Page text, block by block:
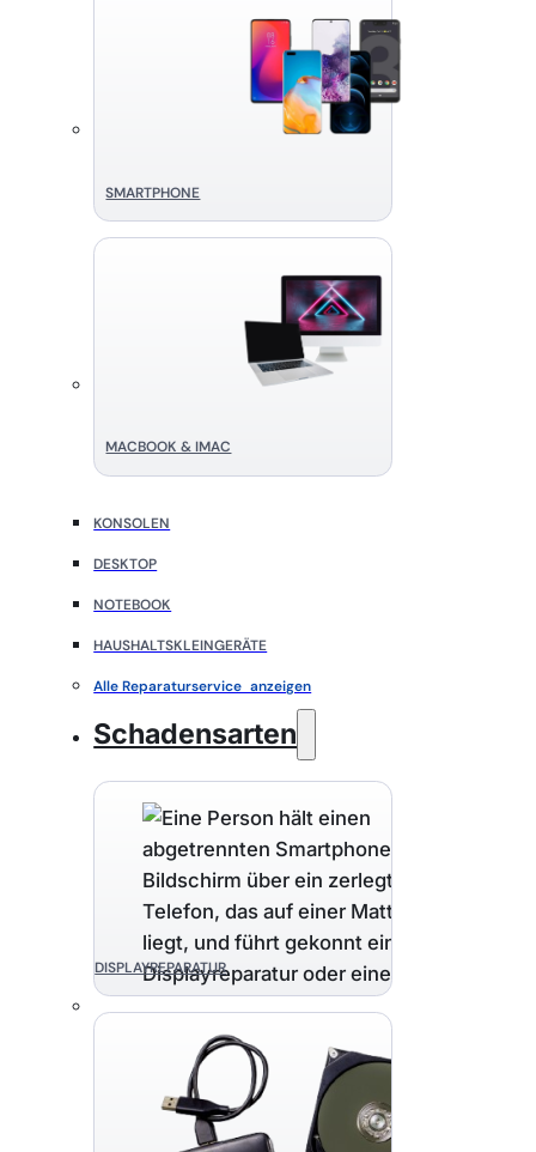
SMART­PHONE
MACBOOK & IMAC
KONSOLEN
DESKTOP
NOTEBOOK
HAUSHALTSKLEINGERÄTE
Alle Reparaturservice anzeigen
Schadensarten
DISPLAYREPARATUR